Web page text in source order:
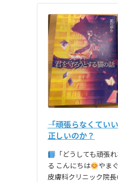
――「頑張らなくてい
正しいのか？
「どうしても頑張
る こんにちは
やま
皮膚科クリニック院